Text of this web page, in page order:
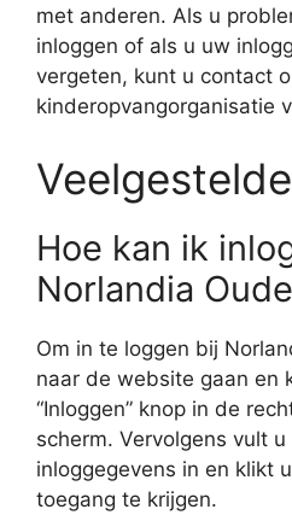
met anderen. Als u
inloggen of als u uw
vergeten, kunt u contact
kinderopvangorganisatie
Hoe kan ik
Norlandia
Om in te loggen bij
naar de website gaan en
“Inloggen” knop in de
scherm. Vervolgens vult
inloggegevens in en klikt
toegang te krijgen.